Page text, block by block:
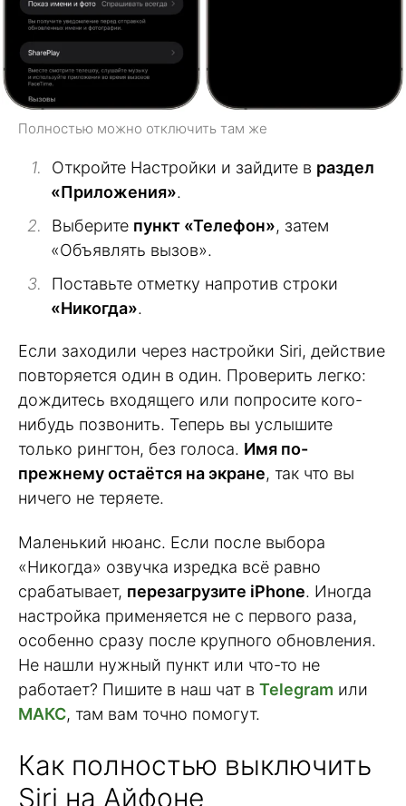
Полностью можно отключить там же
Откройте Настройки и зайдите в раздел
«Приложения».
Выберите пункт «Телефон», затем
«Объявлять вызов».
Поставьте отметку напротив строки
«Никогда».
Если заходили через настройки Siri, действие
повторяется один в один. Проверить легко:
дождитесь входящего или попросите кого-
нибудь позвонить. Теперь вы услышите
только рингтон, без голоса. Имя по-
прежнему остаётся на экране, так что вы
ничего не теряете.
Маленький нюанс. Если после выбора
«Никогда» озвучка изредка всё равно
срабатывает, перезагрузите iPhone. Иногда
настройка применяется не с первого раза,
особенно сразу после крупного обновления.
Не нашли нужный пункт или что-то не
работает? Пишите в наш чат в Telegram или
МАКС, там вам точно помогут.
Как полностью выключить
Siri на Айфоне